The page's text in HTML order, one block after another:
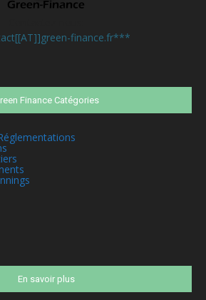
finance.fr***
Finance Catégories
En savoir plus